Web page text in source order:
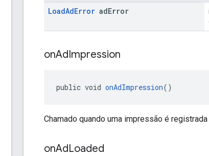
LoadAdError adError
onAdImpression
public void onAdImpression()
Chamado quando uma impressão é registrada
onAdLoaded